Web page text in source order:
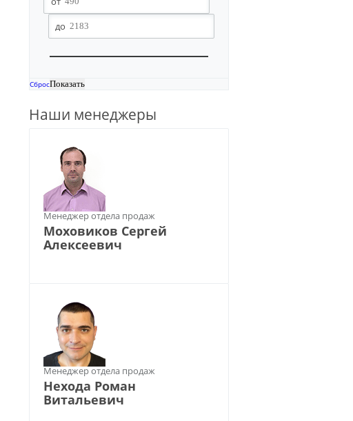
Сброс
Наши менеджеры
Менеджер отдела продаж
Моховиков Сергей
Алексеевич
Менеджер отдела продаж
Нехода Роман
Витальевич